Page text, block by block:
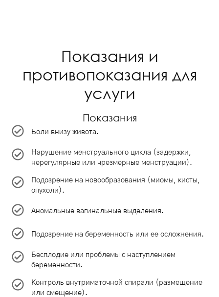
Показания и
противопоказания для
услуги
Показания
Боли внизу живота.
Нарушение менструального цикла (задержки,
нерегулярные или чрезмерные менструации).
Подозрение на новообразования (миомы, кисты,
опухоли).
Аномальные вагинальные выделения.
Подозрение на беременность или ее осложнения.
Бесплодие или проблемы с наступлением
беременности.
Контроль внутриматочной спирали (размещение
или смещение).